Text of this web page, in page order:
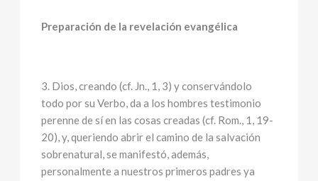
Preparación de la revelación evangélica
3. Dios, creando (cf. Jn., 1, 3) y conservándolo
todo por su Verbo, da a los hombres testimonio
perenne de sí en las cosas creadas (cf. Rom., 1, 19-
20), y, queriendo abrir el camino de la salvación
sobrenatural, se manifestó, además,
personalmente a nuestros primeros padres ya